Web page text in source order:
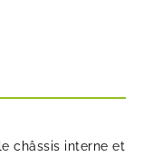
châssis interne et